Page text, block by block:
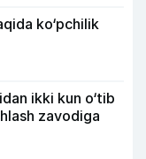
ko‘pchilik
ikki kun o‘tib
zavodiga